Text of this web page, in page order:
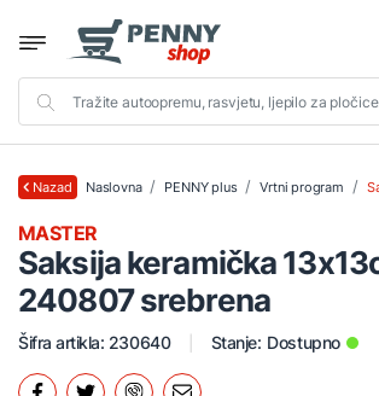
Nazad Naslovna PENNY plus Vrtni program
Saksija keramička
240807 srebrena
MASTER
Šifra artikla: 230640 Stanje: Dostupno